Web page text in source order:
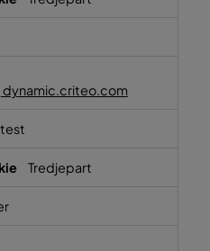
dynamic.criteo.com
Tredjepart